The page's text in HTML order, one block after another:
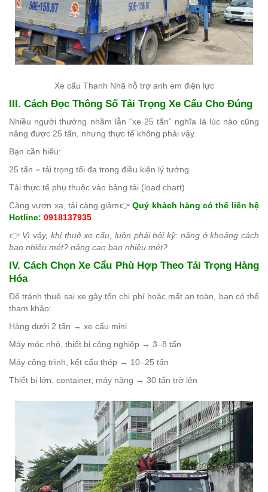
Xe cẩu Thanh Nhã hỗ trợ anh em điện lực
III. Cách Đọc Thông Số Tải Trọng Xe Cẩu Cho Đúng
Nhiều người thường nhầm lẫn “xe 25 tấn” nghĩa là lúc nào cũng
nâng được 25 tấn, nhưng thực tế không phải vậy.
Bạn cần hiểu:
25 tấn = tải trọng tối đa trong điều kiện lý tưởng
Tải thực tế phụ thuộc vào bảng tải (load chart)
Càng vươn xa, tải càng giảm👉Quý khách hàng có thể liên hệ
Hotline: 0918137935
👉 Vì vậy, khi thuê xe cẩu, luôn phải hỏi kỹ: nâng ở khoảng cách
bao nhiêu mét? nâng cao bao nhiêu mét?
IV. Cách Chọn Xe Cẩu Phù Hợp Theo Tải Trọng Hàng
Hóa
Để tránh thuê sai xe gây tốn chi phí hoặc mất an toàn, bạn có thể
tham khảo:
Hàng dưới 2 tấn → xe cẩu mini
Máy móc nhỏ, thiết bị công nghiệp → 3–8 tấn
Máy công trình, kết cấu thép → 10–25 tấn
Thiết bị lớn, container, máy nặng → 30 tấn trở lên